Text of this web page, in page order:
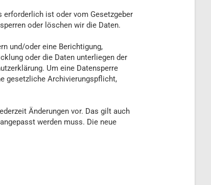
erforderlich ist oder vom Gesetzgeber
oder löschen wir die Daten.
und/oder eine Berichtigung,
oder die Daten unterliegen der
Um eine Datensperre
gesetzliche Archivierungspflicht,
Änderungen vor. Das gilt auch
werden muss. Die neue